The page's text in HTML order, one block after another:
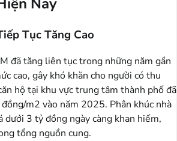
Tục Tăng Cao
đã tăng liên tục trong những năm gần
cao, gây khó khăn cho người có thu
hộ tại khu vực trung tâm thành phố đã
m2 vào năm 2025. Phân khúc nhà
dưới 3 tỷ đồng ngày càng khan hiếm,
tổng nguồn cung.